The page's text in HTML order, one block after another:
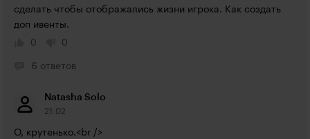
сделать чтобы отображались жизни игрока. Как создать
доп ивенты.
0
0
6 ответов
Natasha Solo
21:02
О, крутенько.<br />